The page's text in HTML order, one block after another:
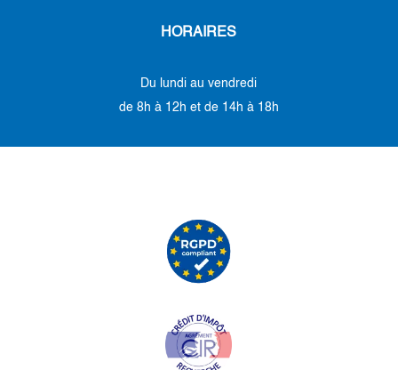
HORAIRES
Du lundi au vendredi
de 8h à 12h et de 14h à 18h